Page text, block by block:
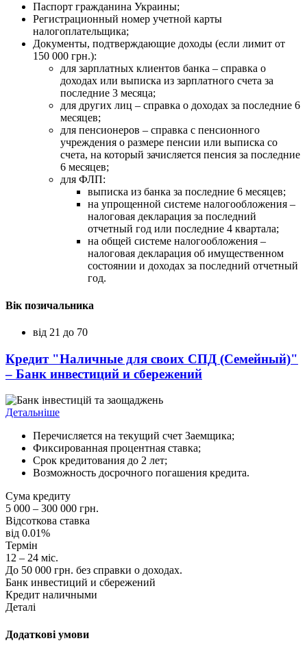
Паспорт гражданина Украины;
Регистрационный номер учетной карты
налогоплательщика;
Документы, подтверждающие доходы (если лимит от
150 000 грн.):
для зарплатных клиентов банка – справка о
доходах или выписка из зарплатного счета за
последние 3 месяца;
для других лиц – справка о доходах за последние 6
месяцев;
для пенсионеров – справка с пенсионного
учреждения о размере пенсии или выписка со
счета, на который зачисляется пенсия за последние
6 месяцев;
для ФЛП:
выписка из банка за последние 6 месяцев;
на упрощенной системе налогообложения –
налоговая декларация за последний
отчетный год или последние 4 квартала;
на общей системе налогообложения –
налоговая декларация об имущественном
состоянии и доходах за последний отчетный
год.
Вік позичальника
від 21 до 70
Кредит "Наличные для своих СПД (Семейный)"
– Банк инвестиций и сбережений
Детальніше
Перечисляется на текущий счет Заемщика;
Фиксированная процентная ставка;
Срок кредитования до 2 лет;
Возможность досрочного погашения кредита.
Сума кредиту
5 000 – 300 000 грн.
Відсоткова ставка
від 0.01%
Термін
12 – 24 міс.
До 50 000 грн. без справки о доходах.
Банк инвестиций и сбережений
Кредит наличными
Деталі
Додаткові умови